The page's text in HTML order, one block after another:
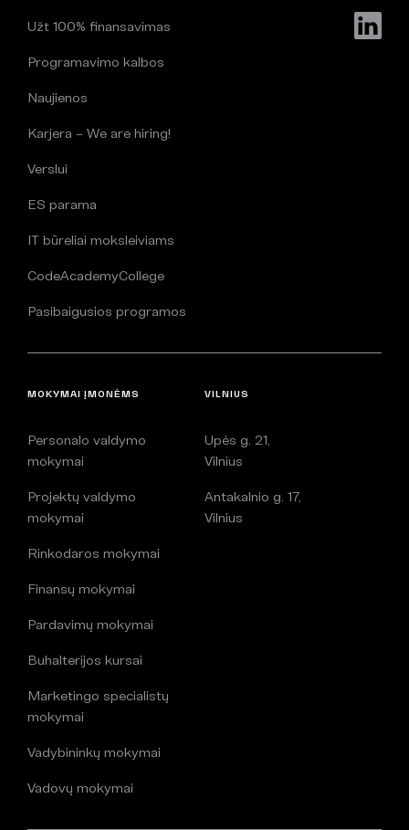
Užt 100% finansavimas
Programavimo kalbos
Naujienos
Karjera – We are hiring!
Verslui
ES parama
IT būreliai moksleiviams
CodeAcademyCollege
Pasibaigusios programos
MOKYMAI ĮMONĖMS
Personalo valdymo
mokymai
Projektų valdymo
mokymai
Rinkodaros mokymai
Finansų mokymai
Pardavimų mokymai
Buhalterijos kursai
Marketingo specialistų
mokymai
Vadybininkų mokymai
Vadovų mokymai
VILNIUS
Upės g. 21,
Vilnius
Antakalnio g. 17,
Vilnius